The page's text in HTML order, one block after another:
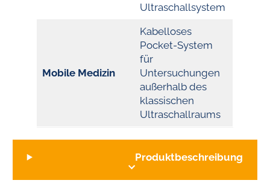
Ultraschallsystem
Mobile Medizin
Kabelloses
Pocket-System
für
Untersuchungen
außerhalb des
klassischen
Ultraschallraums
Produktbeschreibung